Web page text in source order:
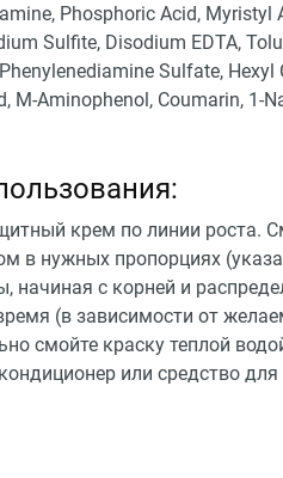
Phosphoric Acid, Myristyl
Sulfite, Disodium EDTA,
Sulfate, Hexyl
M-Aminophenol, Coumarin, 1-
крем по линии роста.
в нужных пропорциях
начиная с корней и
(в зависимости от
смойте краску теплой
или средство